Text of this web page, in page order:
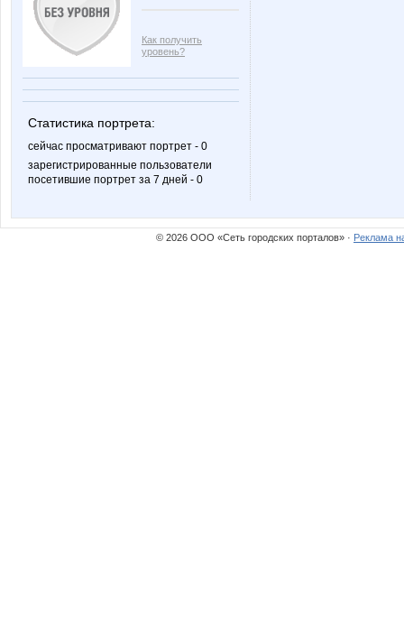
Как получить
уровень?
Статистика портрета:
сейчас просматривают портрет - 0
зарегистрированные пользователи
посетившие портрет за 7 дней - 0
© 2026 ООО «Сеть городских порталов» · Реклама